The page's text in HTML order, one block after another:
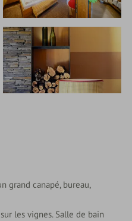
grand canapé, bureau,
les vignes. Salle de bain